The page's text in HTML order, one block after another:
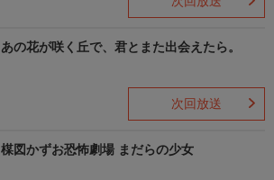
あの花が咲く丘で、君とまた出会えたら。
次回放送
楳図かずお恐怖劇場 まだらの少女